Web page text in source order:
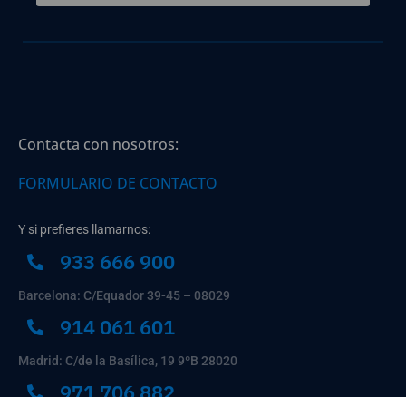
Contacta con nosotros:
FORMULARIO DE CONTACTO
Y si prefieres llamarnos:
933 666 900
Barcelona: C/Equador 39-45 – 08029
914 061 601
Madrid: C/de la Basílica, 19 9ºB 28020